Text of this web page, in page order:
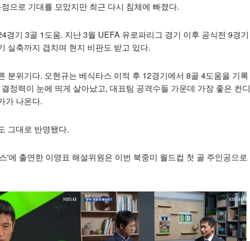
으로 기대를 모았지만 최근 다시 침체에 빠졌다.
경기 3골 1도움. 지난 3월 UEFA 유로파리그 경기 이후 공식전 9경기
실축까지 겹치며 현지 비판도 받고 있다.
분위기다. 오현규는 베식타스 이적 후 12경기에서 8골 4도움을 기록
정력이 눈에 띄게 살아났고, 대표팀 공격수들 가운데 가장 좋은 컨디
가 나온다.
그대로 반영됐다.
'에 출연한 이영표 해설위원은 이번 북중미 월드컵 첫 골 주인공으로